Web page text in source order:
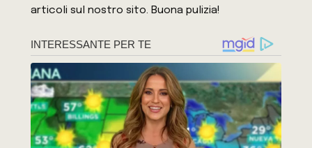
articoli sul nostro sito. Buona pulizia!